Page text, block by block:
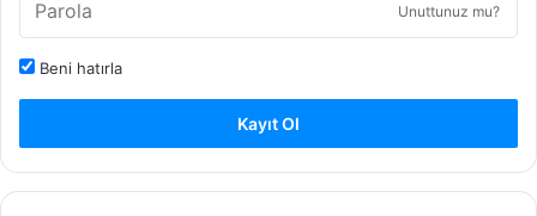
Unuttunuz mu?
Beni hatırla
Kayıt Ol